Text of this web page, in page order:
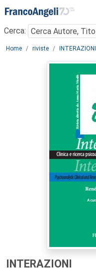
Menu
Cerca:
Main content
Home riviste INTERAZIONI
INTERAZIONI